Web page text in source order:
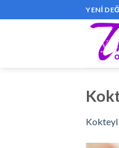
to
YENI
Kokteyl